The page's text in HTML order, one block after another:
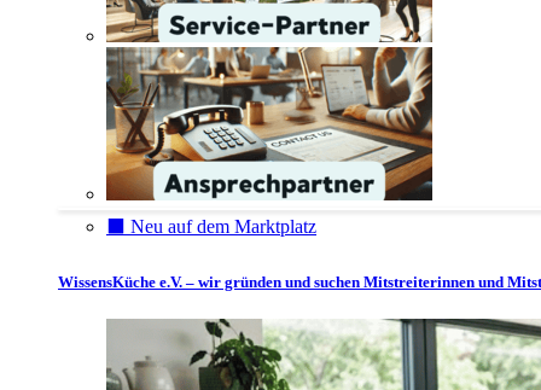
⬛️ Neu auf dem Marktplatz
WissensKüche e.V. – wir gründen und suchen Mitstreiterinnen und